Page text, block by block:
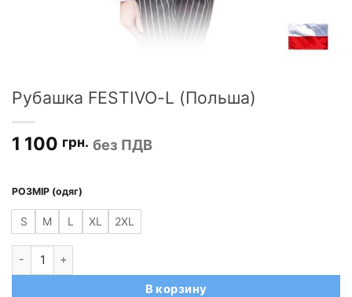
Рубашка FESTIVO-L (Польша)
1 100 грн. без ПДВ
РОЗМІР (одяг)
S M L XL 2XL
В корзину